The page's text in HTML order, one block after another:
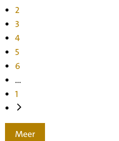
2
3
4
5
6
...
1
Meer